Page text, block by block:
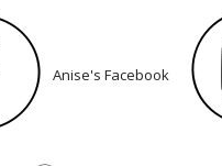
Anise's Facebook